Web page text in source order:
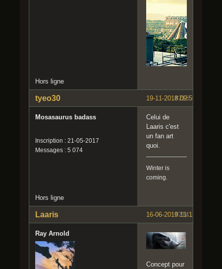
Hors ligne
#213
19-11-2018 09:59:00
tyeo30
Mosasaurus badass
Inscription : 21-05-2017
Messages : 5 074
Celui de
Laaris c'est
un fan art
quoi.
Winter is
coming.
Hors ligne
#214
16-06-2019 11:13:13
Laaris
Ray Arnold
Concept pour